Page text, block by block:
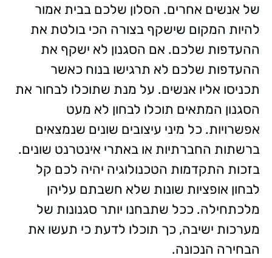
של אנשים אחרים. הסלון שלכם בבית אמור
להיות המקום שישקף בצורה הכי בולטת את
ההעדפות שלכם. אם הסגנון לא ישקף את
ההעדפות שלכם לא תרגישו בנוח כאשר
תכניסו אליו אנשים. על מנת שתוכלו לבחור את
הסגנון המתאים תוכלו לבחון לא מעט
אפשרויות. כל מיני עיצובים שונים שנמצאים
ברשתות החברתיות או באתרי אינטרנט שונים.
בזכות התקדמות הטכנולוגיה יהיה לכם קל
לבחון אופציות שונות שלא חשבתם עליהן
מלכתחילה. ככל שתבחנו יותר סגנונות של
מערכות ישיבה, כך תוכלו לדעת כי תעשו את
הבחירה הנכונה.